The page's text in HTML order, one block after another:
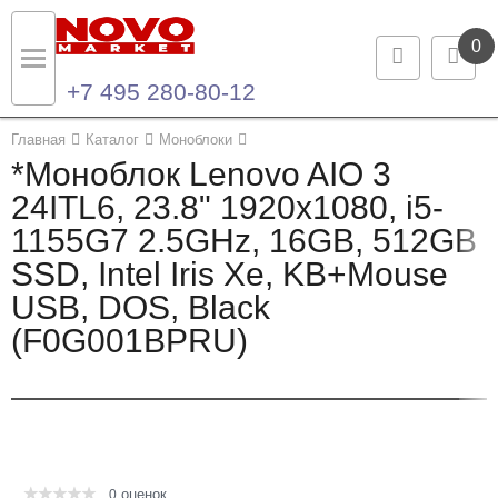
0
+7 495 280-80-12
Главная Каталог Моноблоки
*Моноблок Lenovo AIO 3
24ITL6, 23.8" 1920x1080, i5-
1155G7 2.5GHz, 16GB, 512GB
SSD, Intel Iris Xe, KB+Mouse
USB, DOS, Black
(F0G001BPRU)
0 оценок
Назад
Каталог продукции
Ноутбуки и ультрабуки
Компьютеры
Моноблоки
Назад
Контакты
Контактная информация